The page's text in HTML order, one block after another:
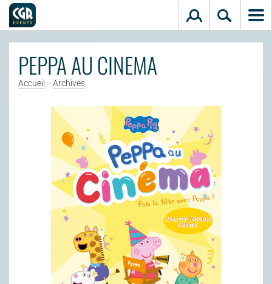
PEPPA AU CINEMA
Accueil >Archives